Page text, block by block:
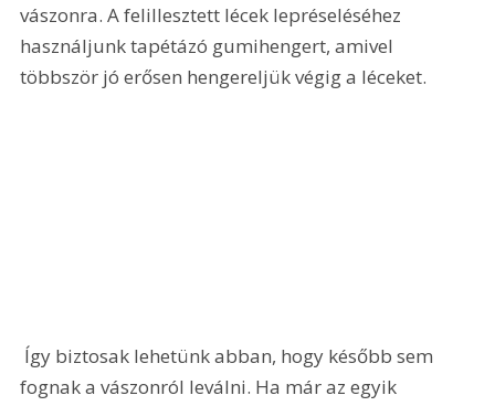
vászonra. A felillesztett lécek lepréseléséhez
használjunk tapétázó gumihengert, amivel
többször jó erősen hengereljük végig a léceket.
fognak a vászonról leválni. Ha már az egyik